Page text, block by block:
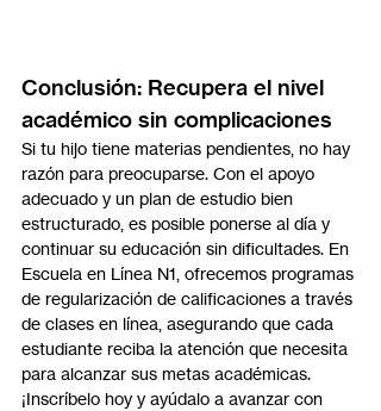
Conclusión: Recupera el nivel
académico sin complicaciones
Si tu hijo tiene materias pendientes, no hay
razón para preocuparse. Con el apoyo
adecuado y un plan de estudio bien
estructurado, es posible ponerse al día y
continuar su educación sin dificultades. En
Escuela en Línea N1, ofrecemos programas
de regularización de calificaciones a través
de clases en línea, asegurando que cada
estudiante reciba la atención que necesita
para alcanzar sus metas académicas.
¡Inscríbelo hoy y ayúdalo a avanzar con